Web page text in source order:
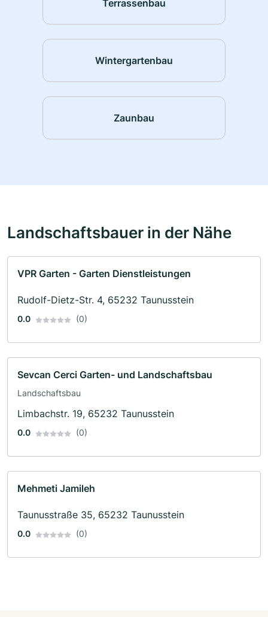
Terrassenbau
Wintergartenbau
Zaunbau
Landschaftsbauer in der Nähe
VPR Garten - Garten Dienstleistungen
Rudolf-Dietz-Str. 4, 65232 Taunusstein
0.0 (0)
Sevcan Cerci Garten- und Landschaftsbau
Landschaftsbau
Limbachstr. 19, 65232 Taunusstein
0.0 (0)
Mehmeti Jamileh
Taunusstraße 35, 65232 Taunusstein
0.0 (0)